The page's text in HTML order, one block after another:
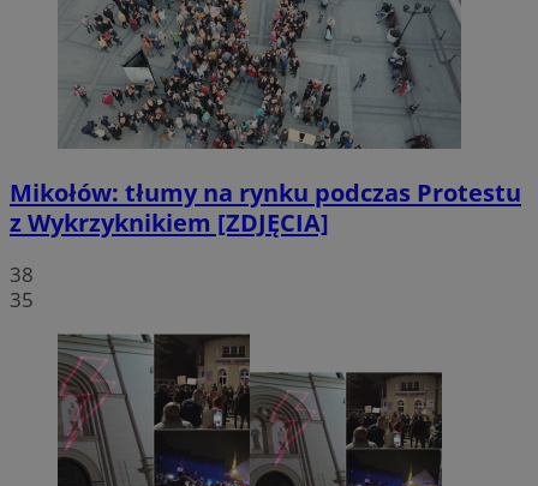
Mikołów: tłumy na rynku podczas Protestu
z Wykrzyknikiem [ZDJĘCIA]
38
35